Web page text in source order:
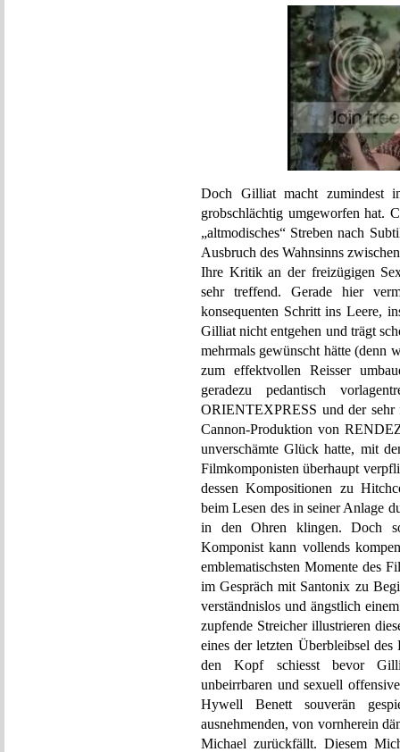
Doch Gilliat macht zumindest
grobschlächtig umgeworfen hat.
„altmodisches“ Streben nach
Ausbruch des Wahnsinns
Ihre Kritik an der freizügigen
sehr treffend. Gerade hier
konsequenten Schritt ins Leere,
Gilliat nicht entgehen und trägt
mehrmals gewünscht hätte (denn
zum effektvollen Reisser
geradezu pedantisch
ORIENTEXPRESS und der sehr
Cannon-Produktion von
unverschämte Glück hatte, mit
Filmkomponisten überhaupt
dessen Kompositionen zu
beim Lesen des in seiner Anlage
in den Ohren klingen. Doch
Komponist kann vollends
emblematischsten Momente des
im Gespräch mit Santonix zu
verständnislos und ängstlich
zupfende Streicher illustrieren
eines der letzten Überbleibsel
den Kopf schiesst bevor
unbeirrbaren und sexuell
Hywell Benett souverän
ausnehmenden, von vornherein
Michael zurückfällt. Diesem